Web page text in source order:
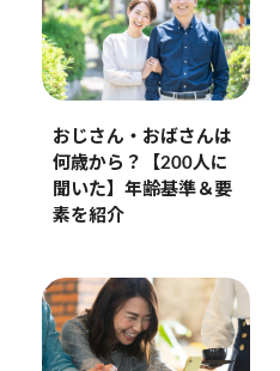
おじさん・おばさんは
何歳から？【200人に
聞いた】年齢基準＆要
素を紹介